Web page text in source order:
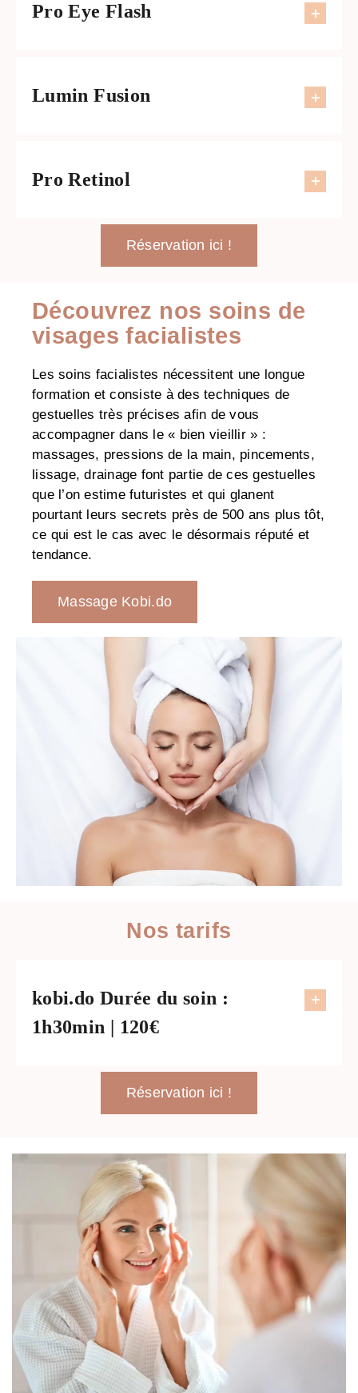
Pro Eye Flash
Lumin Fusion
Pro Retinol
Réservation ici !
Découvrez nos soins de
visages facialistes
Les soins facialistes nécessitent une longue
formation et consiste à des techniques de
gestuelles très précises afin de vous
accompagner dans le « bien vieillir » :
massages, pressions de la main, pincements,
lissage, drainage font partie de ces gestuelles
que l’on estime futuristes et qui glanent
pourtant leurs secrets près de 500 ans plus tôt,
ce qui est le cas avec le désormais réputé et
tendance.
Massage Kobi.do
Nos tarifs
kobi.do Durée du soin :
1h30min | 120€
Réservation ici !